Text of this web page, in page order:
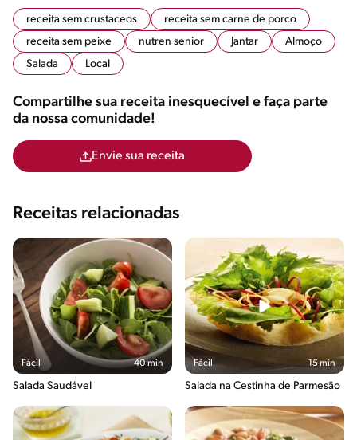
receita sem crustaceos
receita sem carne de porco
receita sem peixe
nutren senior Jantar
Almoço
Salada
Local
Compartilhe sua receita inesquecível e faça parte
da nossa comunidade!
Envie sua receita
Receitas relacionadas
Fácil 40 min
Salada Saudável
Fácil 15 min
Salada na Cestinha de Parmesão